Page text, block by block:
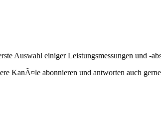
Auswahl einiger Leistungsmessungen und -
KanÃ¤le abonnieren und antworten auch